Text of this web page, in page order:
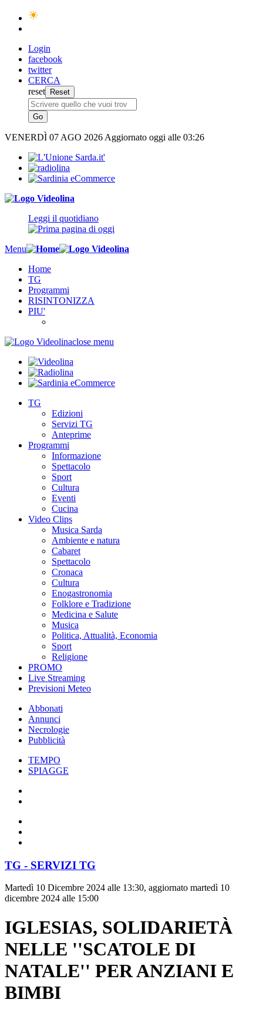
Login
facebook
twitter
CERCA
reset
VENERDÌ 07 AGO 2026 Aggiornato oggi alle 03:26
Leggi il quotidiano
Menu
Home
TG
Programmi
RISINTONIZZA
PIU'
close menu
TG
Edizioni
Servizi TG
Anteprime
Programmi
Informazione
Spettacolo
Sport
Cultura
Eventi
Cucina
Video Clips
Musica Sarda
Ambiente e natura
Cabaret
Spettacolo
Cronaca
Cultura
Enogastronomia
Folklore e Tradizione
Medicina e Salute
Musica
Politica, Attualità, Economia
Sport
Religione
PROMO
Live Streaming
Previsioni Meteo
Abbonati
Annunci
Necrologie
Pubblicità
TEMPO
SPIAGGE
TG - SERVIZI TG
Martedì 10 Dicembre 2024 alle 13:30, aggiornato martedì 10
dicembre 2024 alle 15:00
IGLESIAS, SOLIDARIETÀ
NELLE ''SCATOLE DI
NATALE'' PER ANZIANI E
BIMBI